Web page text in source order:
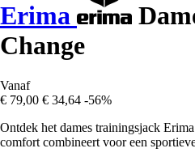
Erima
Change
Vanaf
€ 79,00 € 34,64 -56%
Ontdek het dames trainingsjack
comfort combineert voor een